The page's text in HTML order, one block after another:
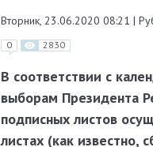
Вторник, 23.06.2020 08:21 |
0 2830
В соответствии с
выборам Президента
подписных листов
листах (как